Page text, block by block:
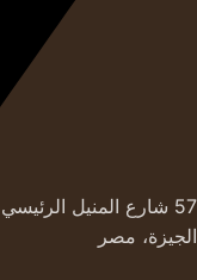
الجيزة، مصر